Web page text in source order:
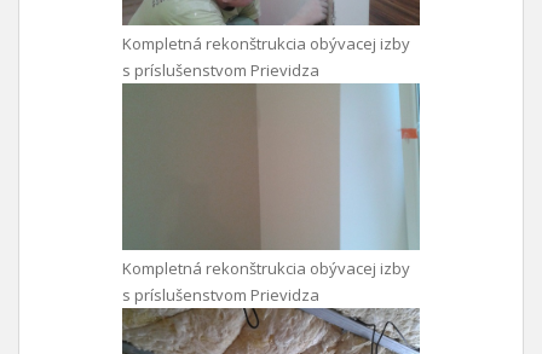
Kompletná rekonštrukcia obývacej izby
s príslušenstvom Prievidza
Kompletná rekonštrukcia obývacej izby
s príslušenstvom Prievidza